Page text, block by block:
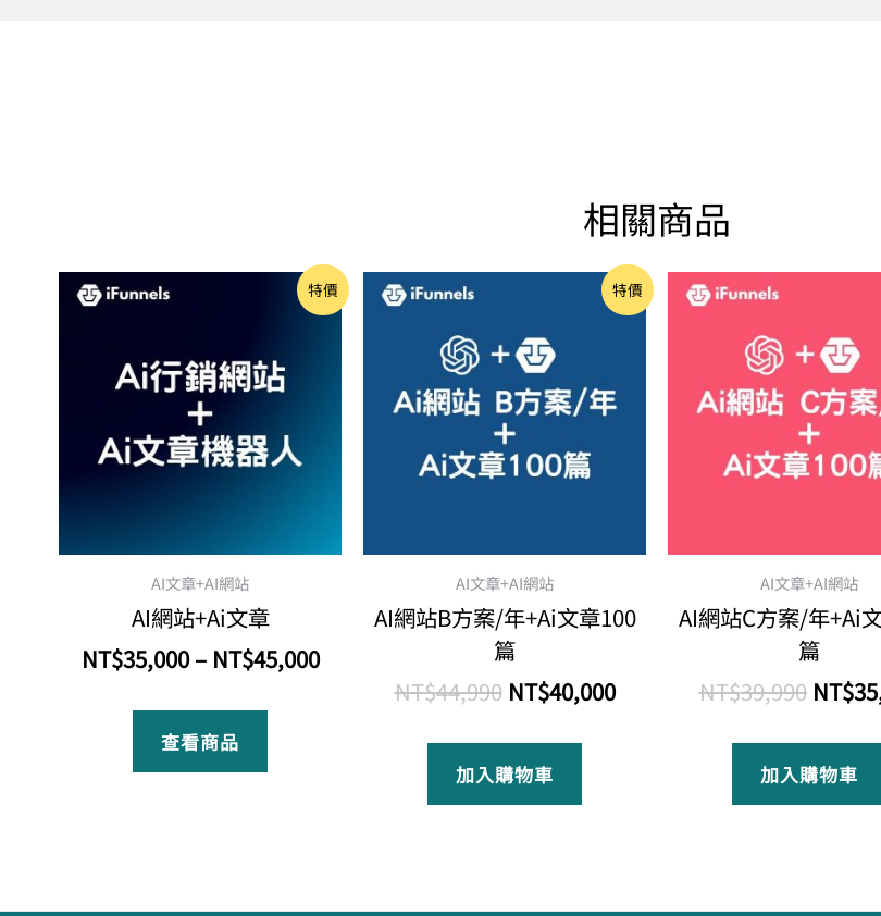
相關商品
特價
AI文章+AI網站
AI網站+Ai文章
NT$35,000 – NT$45,000
價
格
NT$35,000
NT$45,000
查看商品
特價
AI文章+AI網站
AI網站B方案/年+Ai文章100
篇
NT$44,990
價
格：
NT$44,990。
NT$40,000
目
前
NT$40,000。
加入購物車
AI文章+AI網站
AI網站C方案/年+Ai
篇
NT$39,990
價
格：
NT$
加入購物車